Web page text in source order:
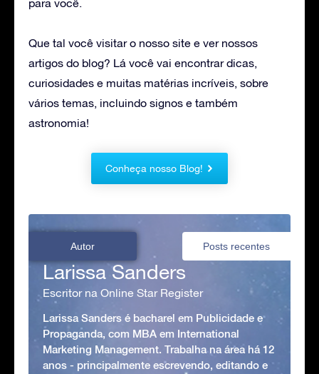
para você.
Que tal você visitar o nosso site e ver nossos
artigos do blog? Lá você vai encontrar dicas,
curiosidades e muitas matérias incríveis, sobre
vários temas, incluindo signos e também
astronomia!
Conheça nosso Blog!
Autor Posts recentes
Larissa Sanders
Escritor na Online Star Register
Larissa Sanders é bacharel em Publicidade e
Propaganda, com MBA em International
Marketing Management. Trabalha na área há 12
anos - principalmente escrevendo, editando e